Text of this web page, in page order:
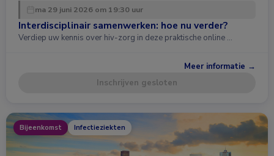
ma 29 juni 2026 om 19:30 uur
Interdisciplinair samenwerken: hoe nu verder?
Verdiep uw kennis over hiv-zorg in deze praktische online …
Meer informatie →
Inschrijven gesloten
Bijeenkomst Infectieziekten